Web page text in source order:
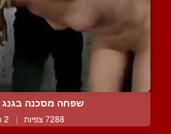
שפחה מסכנה בגנג
7288 צפיות | 2 המלצות